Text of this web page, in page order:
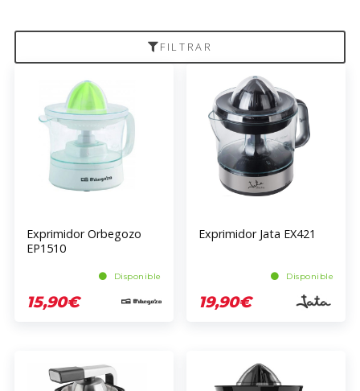
FILTRAR
Exprimidor Orbegozo
EP1510
Disponible
15,90€
Exprimidor Jata EX421
Disponible
19,90€